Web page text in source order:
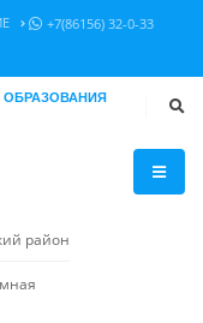
+7(86156) 32-0-33
район